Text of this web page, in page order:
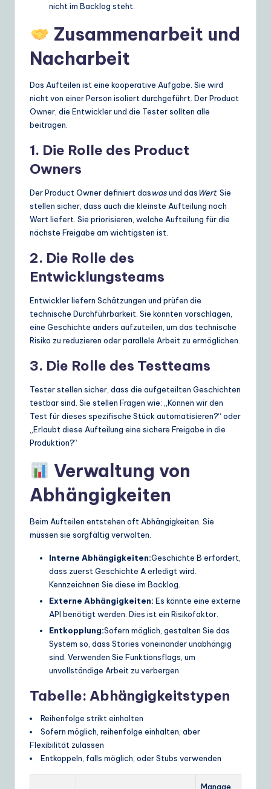
nicht im Backlog steht.
Zusammenarbeit und
Nacharbeit
Das Aufteilen ist eine kooperative Aufgabe. Sie wird
nicht von einer Person isoliert durchgeführt. Der Product
Owner, die Entwickler und die Tester sollten alle
beitragen.
1. Die Rolle des Product
Owners
Der Product Owner definiert daswasund dasWert. Sie
stellen sicher, dass auch die kleinste Aufteilung noch
Wert liefert. Sie priorisieren, welche Aufteilung für die
nächste Freigabe am wichtigsten ist.
2. Die Rolle des
Entwicklungsteams
Entwickler liefern Schätzungen und prüfen die
technische Durchführbarkeit. Sie könnten vorschlagen,
eine Geschichte anders aufzuteilen, um das technische
Risiko zu reduzieren oder parallele Arbeit zu ermöglichen.
3. Die Rolle des Testteams
Tester stellen sicher, dass die aufgeteilten Geschichten
testbar sind. Sie stellen Fragen wie: „Können wir den
Test für dieses spezifische Stück automatisieren?“ oder
„Erlaubt diese Aufteilung eine sichere Freigabe in die
Produktion?“
Verwaltung von
Abhängigkeiten
Beim Aufteilen entstehen oft Abhängigkeiten. Sie
müssen sie sorgfältig verwalten.
Interne Abhängigkeiten:Geschichte B erfordert,
dass zuerst Geschichte A erledigt wird.
Kennzeichnen Sie diese im Backlog.
Externe Abhängigkeiten: Es könnte eine externe
API benötigt werden. Dies ist ein Risikofaktor.
Entkopplung:Sofern möglich, gestalten Sie das
System so, dass Stories voneinander unabhängig
sind. Verwenden Sie Funktionsflags, um
unvollständige Arbeit zu verbergen.
Tabelle: Abhängigkeitstypen
Reihenfolge strikt einhalten
Sofern möglich, reihenfolge einhalten, aber
Flexibilität zulassen
Entkoppeln, falls möglich, oder Stubs verwenden
Manage